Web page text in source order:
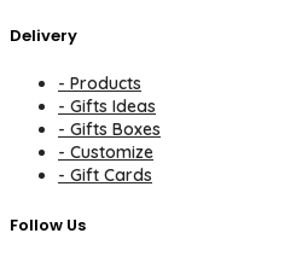
Delivery
- Products
- Gifts Ideas
- Gifts Boxes
- Customize
- Gift Cards
Follow Us